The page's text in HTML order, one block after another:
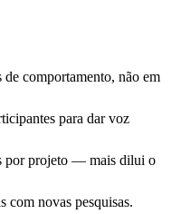
de comportamento, não em
para dar voz
por projeto — mais dilui o
com novas pesquisas.